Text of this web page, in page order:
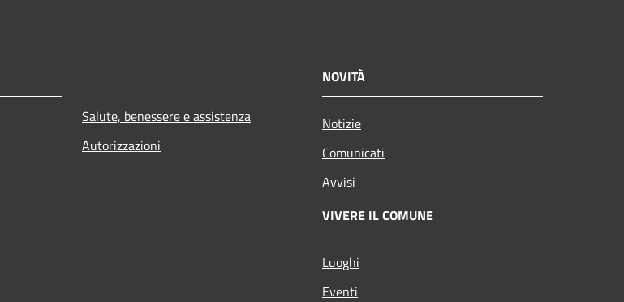
Salute, benessere e assistenza
Autorizzazioni
NOVITÀ
Notizie
Comunicati
Avvisi
VIVERE IL COMUNE
Luoghi
Eventi